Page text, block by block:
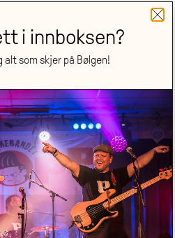
i innboksen?
alt som skjer på Bølgen!